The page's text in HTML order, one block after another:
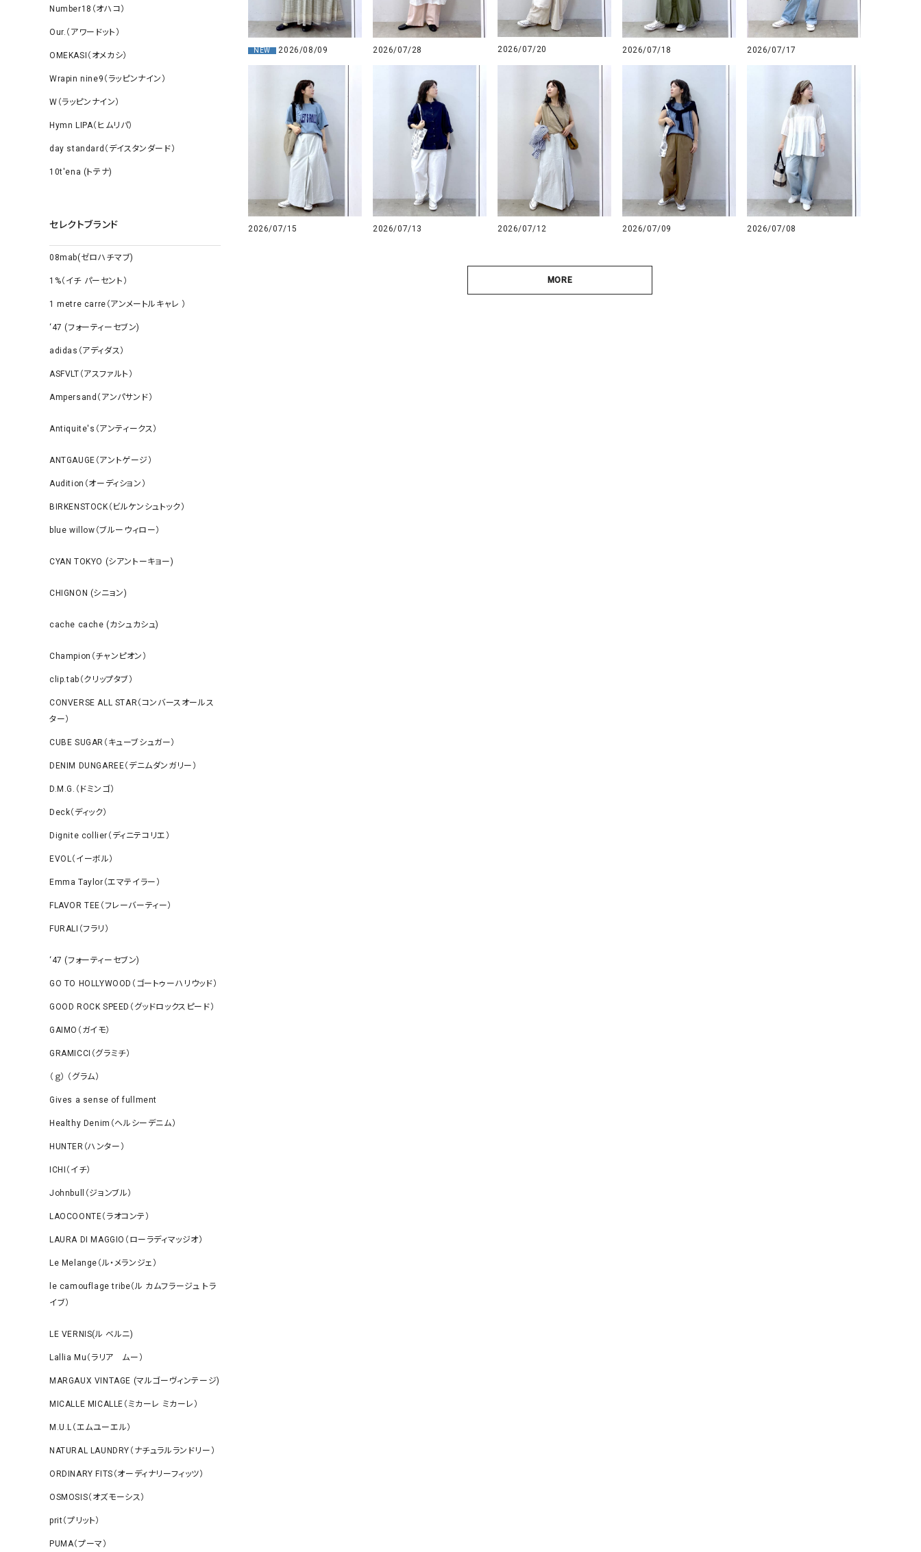
FLAVOR TEE（フレーバーティー）
GO TO HOLLYWOOD（ゴートゥーハリウ
ッド）
THIRTY（サーティ）
GOOD SPEED（グッドスピード） un cinq（アンサンク）
GAIMO（ガイモ）
UNIVERSAL OVERALL（
オーバーオール）
GRAMICCI（グラミチ）
USU GALLERY（ユーエス
（ｇ） （グラム）
Gives a sense of fullment +phenix（フェニックス）
Number18（オハコ）
Our.（アワードット）
OMEKASI（オメカシ）
Wrapin nine9（ラッピンナイン）
W（ラッピンナイン）
Hymn LIPA（ヒムリパ）
day standard（デイスタンダード）
10t'ena (トテナ)
セレクトブランド
08mab(ゼロハチマブ)
1%（イチ パーセント）
1 metre carre（アンメートルキャレ ）
‘47 (フォーティーセブン)
adidas（アディダス）
ASFVLT（アスファルト）
Ampersand（アンパサンド）
Antiquite's（アンティークス）
ANTGAUGE（アントゲージ）
Audition（オーディション）
BIRKENSTOCK（ビルケンシュトック）
blue willow（ブルーウィロー）
CYAN TOKYO (シアントーキョー)
CHIGNON (シニョン)
cache cache (カシュカシュ)
Champion（チャンピオン）
clip.tab（クリップタブ）
CONVERSE ALL STAR（コンバースオールス
ター）
CUBE SUGAR（キューブシュガー）
DENIM DUNGAREE（デニムダンガリー）
D.M.G.（ドミンゴ）
Deck（ディック）
Dignite collier（ディニテコリエ）
EVOL（イーボル）
Emma Taylor（エマテイラー）
FLAVOR TEE（フレーバーティー）
FURALI（フラリ）
‘47 (フォーティーセブン)
GO TO HOLLYWOOD（ゴートゥーハリウッド）
GOOD ROCK SPEED（グッドロックスピード）
GAIMO（ガイモ）
GRAMICCI（グラミチ）
（ｇ） （グラム）
Gives a sense of fullment
Healthy Denim（ヘルシーデニム）
HUNTER（ハンター）
ICHI（イチ）
Johnbull（ジョンブル）
LAOCOONTE（ラオコンテ）
LAURA DI MAGGIO（ローラディマッジオ）
Le Melange（ル・メランジェ）
le camouflage tribe（ル カムフラージュ トラ
イブ）
LE VERNIS(ル ベルニ)
Lallia Mu（ラリア ムー）
MARGAUX VINTAGE (マルゴーヴィンテージ)
MICALLE MICALLE（ミカーレ ミカーレ）
M.U.L（エムユーエル）
NATURAL LAUNDRY（ナチュラルランドリー）
ORDINARY FITS（オーディナリーフィッツ）
OSMOSIS（オズモーシス）
prit（プリット）
PUMA（プーマ）
NEW 2026/08/09 2026/07/28 2026/07/20 2026/07/18 2026/07/17
2026/07/15 2026/07/13 2026/07/12 2026/07/09 2026/07/08
MORE